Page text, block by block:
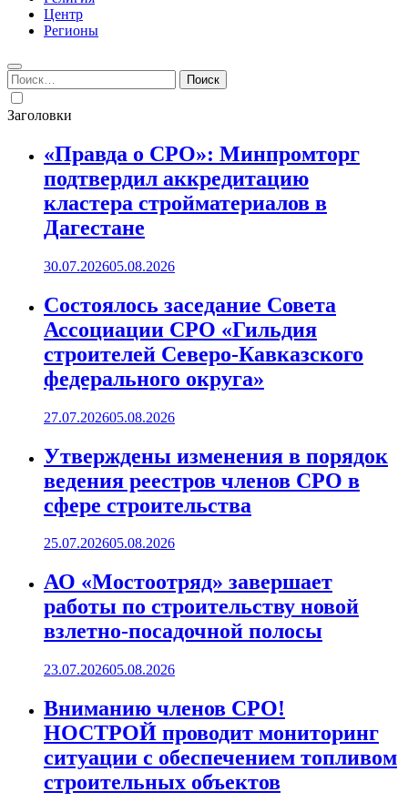
Центр
Регионы
Найти:
Заголовки
«Правда о СРО»: Минпромторг
подтвердил аккредитацию
кластера стройматериалов в
Дагестане
30.07.202605.08.2026
Состоялось заседание Совета
Ассоциации СРО «Гильдия
строителей Северо-Кавказского
федерального округа»
27.07.202605.08.2026
Утверждены изменения в порядок
ведения реестров членов СРО в
сфере строительства
25.07.202605.08.2026
АО «Мостоотряд» завершает
работы по строительству новой
взлетно-посадочной полосы
23.07.202605.08.2026
Вниманию членов СРО!
НОСТРОЙ проводит мониторинг
ситуации с обеспечением топливом
строительных объектов